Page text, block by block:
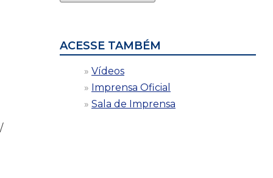
por
ACESSE TAMBÉM
Vídeos
Imprensa Oficial
Sala de Imprensa